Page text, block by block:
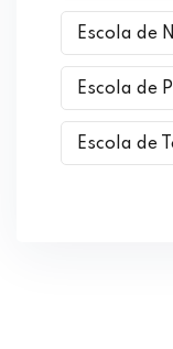
Escola de
Escola de
Escola de